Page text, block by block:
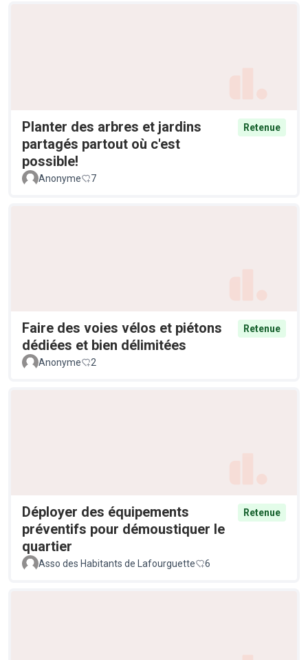
Planter des arbres et jardins
partagés partout où c'est
possible!
Retenue
Anonyme 7
Faire des voies vélos et piétons
dédiées et bien délimitées
Retenue
Anonyme 2
Déployer des équipements
préventifs pour démoustiquer le
quartier
Retenue
Asso des Habitants de Lafourguette 6